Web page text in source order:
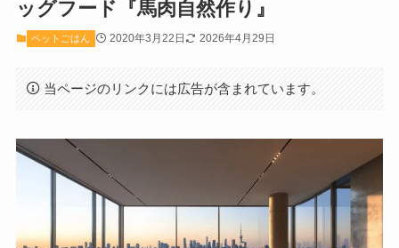
ッグフード『馬肉自然作り』
ペットごはん 2020年3月22日 2026年4月29日
当ページのリンクには広告が含まれています。